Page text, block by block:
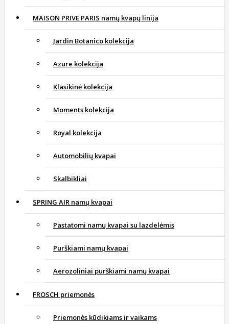
MAISON PRIVE PARIS namų kvapų linija
Jardin Botanico kolekcija
Azure kolekcija
Klasikinė kolekcija
Moments kolekcija
Royal kolekcija
Automobilių kvapai
Skalbikliai
SPRING AIR namų kvapai
Pastatomi namų kvapai su lazdelėmis
Purškiami namų kvapai
Aerozoliniai purškiami namų kvapai
FROSCH priemonės
Priemonės kūdikiams ir vaikams